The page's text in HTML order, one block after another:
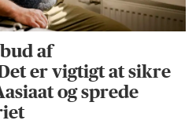
af
er vigtigt at sikre
og sprede